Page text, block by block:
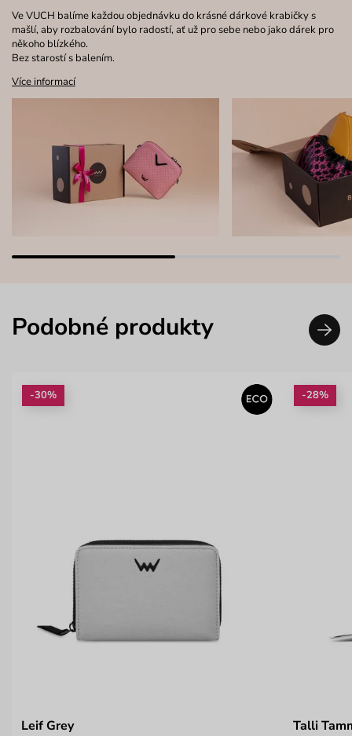
Ve VUCH balíme každou objednávku do krásné dárkové krabičky s
mašlí, aby rozbalování bylo radostí, ať už pro sebe nebo jako dárek pro
někoho blízkého.
Bez starostí s balením.
Více informací
Podobné produkty
-30%
Leif Grey
-28%
Talli